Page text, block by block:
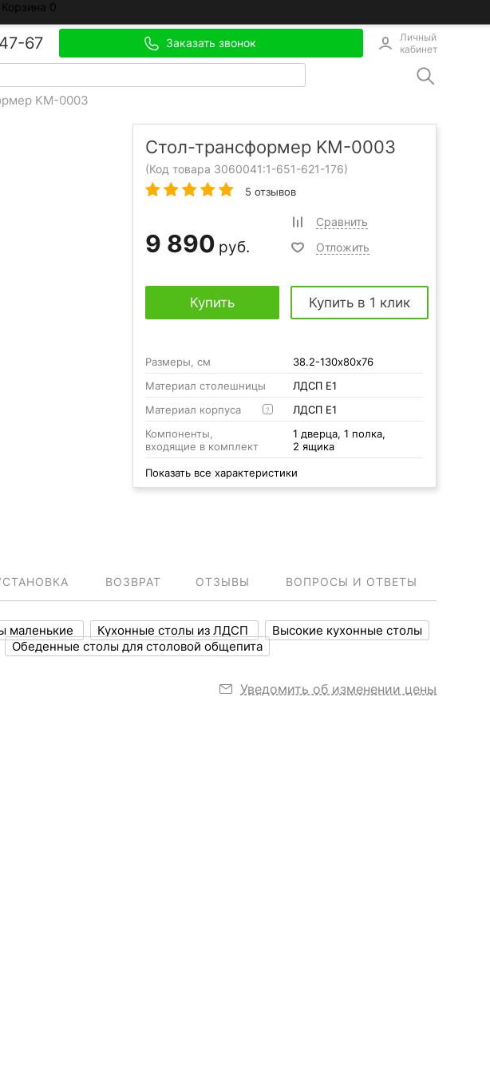
Корзина 0
67 Заказать звонок
Личный
кабинет
KM-0003
Стол-трансформер KM-0003
(Код товара 3060041:1-651-621-176)
5 отзывов
9 890 руб.
Сравнить
Отложить
Купить Купить в 1 клик
Размеры, см
38.2-130х80х76
Материал столешницы
ЛДСП Е1
Материал корпуса
?
ЛДСП Е1
Компоненты,
входящие в комплект
1 дверца, 1 полка,
2 ящика
Показать все характеристики
ВОЗВРАТ ОТЗЫВЫ ВОПРОСЫ И ОТВЕТЫ
маленькие Кухонные столы из ЛДСП
Высокие кухонные столы
Обеденные столы для столовой общепита
Уведомить об изменении цены